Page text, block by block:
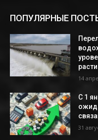
ПОПУЛЯРНЫЕ
расти
14
С 1
31